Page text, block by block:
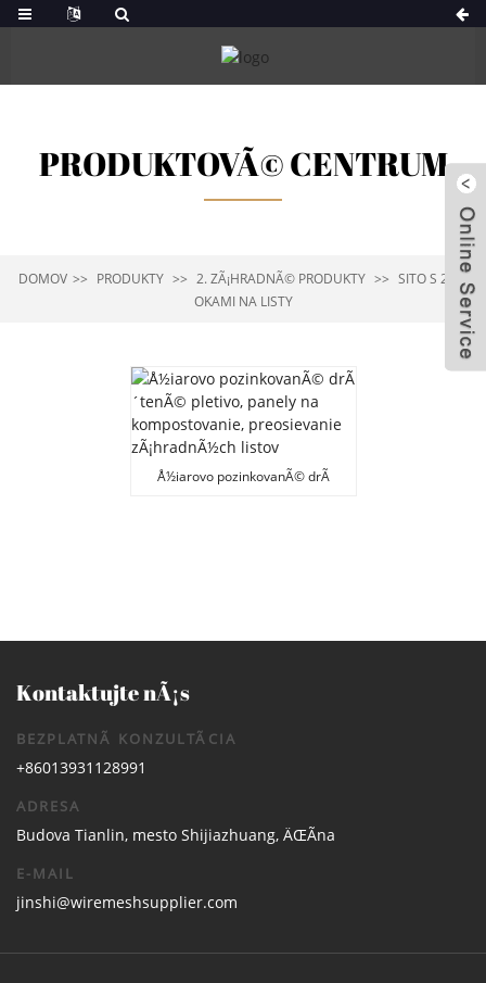
PRODUKTOVÃ© CENTRUM
DOMOV PRODUKTY 2. ZÃ¡HRADNÃ© PRODUKTY
SITO S 2-14
OKAMI NA LISTY
Å½iarovo pozinkovanÃ© drÃ
Kontaktujte nÃ¡s
BEZPLATNÃ KONZULTÃCIA
+86013931128991
ADRESA
Budova Tianlin, mesto Shijiazhuang, ÄŒÃ­na
E-MAIL
jinshi@wiremeshsupplier.com